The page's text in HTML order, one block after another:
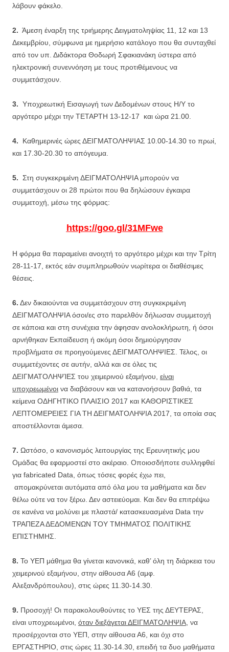
λάβουν φάκελο.
2. Άμεση έναρξη της τριήμερης Δειγματοληψίας 11, 12 και 13
Δεκεμβρίου, σύμφωνα με ημερήσιο κατάλογο που θα συνταχθεί
από τον υπ. Διδάκτορα Θοδωρή Σφακιανάκη ύστερα από
ηλεκτρονική συνεννόηση με τους προτιθέμενους να
συμμετάσχουν.
3. Υποχρεωτική Εισαγωγή των Δεδομένων στους Η/Υ το
αργότερο μέχρι την ΤΕΤΑΡΤΗ 13-12-17 και ώρα 21.00.
4. Καθημερινές ώρες ΔΕΙΓΜΑΤΟΛΗΨΙΑΣ 10.00-14.30 το πρωί,
και 17.30-20.30 το απόγευμα.
5. Στη συγκεκριμένη ΔΕΙΓΜΑΤΟΛΗΨΙΑ μπορούν να
συμμετάσχουν οι 28 πρώτοι που θα δηλώσουν έγκαιρα
συμμετοχή, μέσω της φόρμας:
https://goo.gl/31MFwe
Η φόρμα θα παραμείνει ανοιχτή το αργότερο μέχρι και την Τρίτη
28-11-17, εκτός εάν συμπληρωθούν νωρίτερα οι διαθέσιμες
θέσεις.
6. Δεν δικαιούνται να συμμετάσχουν στη συγκεκριμένη
ΔΕΙΓΜΑΤΟΛΗΨΙΑ όσοι/ες στο παρελθόν δήλωσαν συμμετοχή
σε κάποια και στη συνέχεια την άφησαν ανολοκλήρωτη, ή όσοι
αρνήθηκαν Εκπαίδευση ή ακόμη όσοι δημιούργησαν
προβλήματα σε προηγούμενες ΔΕΙΓΜΑΤΟΛΗΨΙΕΣ. Τέλος, οι
συμμετέχοντες σε αυτήν, αλλά και σε όλες τις
ΔΕΙΓΜΑΤΟΛΗΨΊΕΣ του χειμερινού εξαμήνου, είναι
υποχρεωμένοι να διαβάσουν και να κατανοήσουν βαθιά, τα
κείμενα ΟΔΗΓΗΤΙΚΟ ΠΛΑΙΣΙΟ 2017 και ΚΑΘΟΡΙΣΤΙΚΕΣ
ΛΕΠΤΟΜΕΡΕΙΕΣ ΓΙΑ ΤΗ ΔΕΙΓΜΑΤΟΛΗΨΙΑ 2017, τα οποία σας
αποστέλλονται άμεσα.
7. Ωστόσο, ο κανονισμός λειτουργίας της Ερευνητικής μου
Ομάδας θα εφαρμοστεί στο ακέραιο. Οποιοσδήποτε συλληφθεί
για fabricated Data, όπως τόσες φορές έχω πει,
απομακρύνεται αυτόματα από όλα μου τα μαθήματα και δεν
θέλω ούτε να τον ξέρω. Δεν αστειεύομαι. Και δεν θα επιτρέψω
σε κανένα να μολύνει με πλαστά/ κατασκευασμένα Data την
ΤΡΑΠΕΖΑ ΔΕΔΟΜΕΝΩΝ ΤΟΥ ΤΜΗΜΑΤΟΣ ΠΟΛΙΤΙΚΗΣ
ΕΠΙΣΤΗΜΗΣ.
8. Το ΥΕΠ μάθημα θα γίνεται κανονικά, καθ’ όλη τη διάρκεια του
χειμερινού εξαμήνου, στην αίθουσα Α6 (αμφ.
Αλεξανδρόπουλου), στις ώρες 11.30-14.30.
9. Προσοχή! Οι παρακολουθούντες το ΥΕΣ της ΔΕΥΤΕΡΑΣ,
είναι υποχρεωμένοι, όταν διεξάγεται ΔΕΙΓΜΑΤΟΛΗΨΙΑ, να
προσέρχονται στο ΥΕΠ, στην αίθουσα Α6, και όχι στο
ΕΡΓΑΣΤΗΡΙΟ, στις ώρες 11.30-14.30, επειδή τα δυο μαθήματα